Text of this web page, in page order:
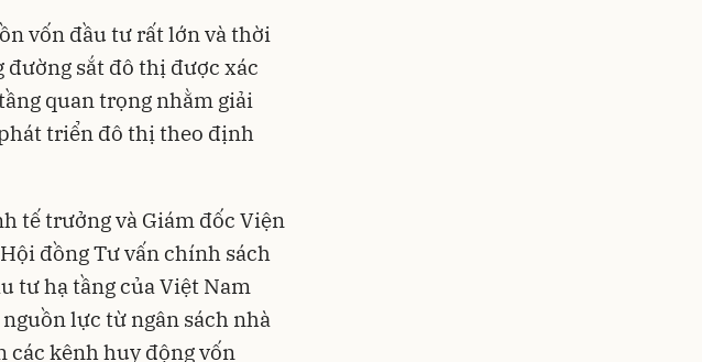
vốn đầu tư rất lớn và thời
sắt đô thị được xác
quan trọng nhằm giải
triển đô thị theo định
tế trưởng và Giám đốc Viện
đồng Tư vấn chính sách
tư hạ tầng của Việt Nam
lực từ ngân sách nhà
các kênh huy động vốn